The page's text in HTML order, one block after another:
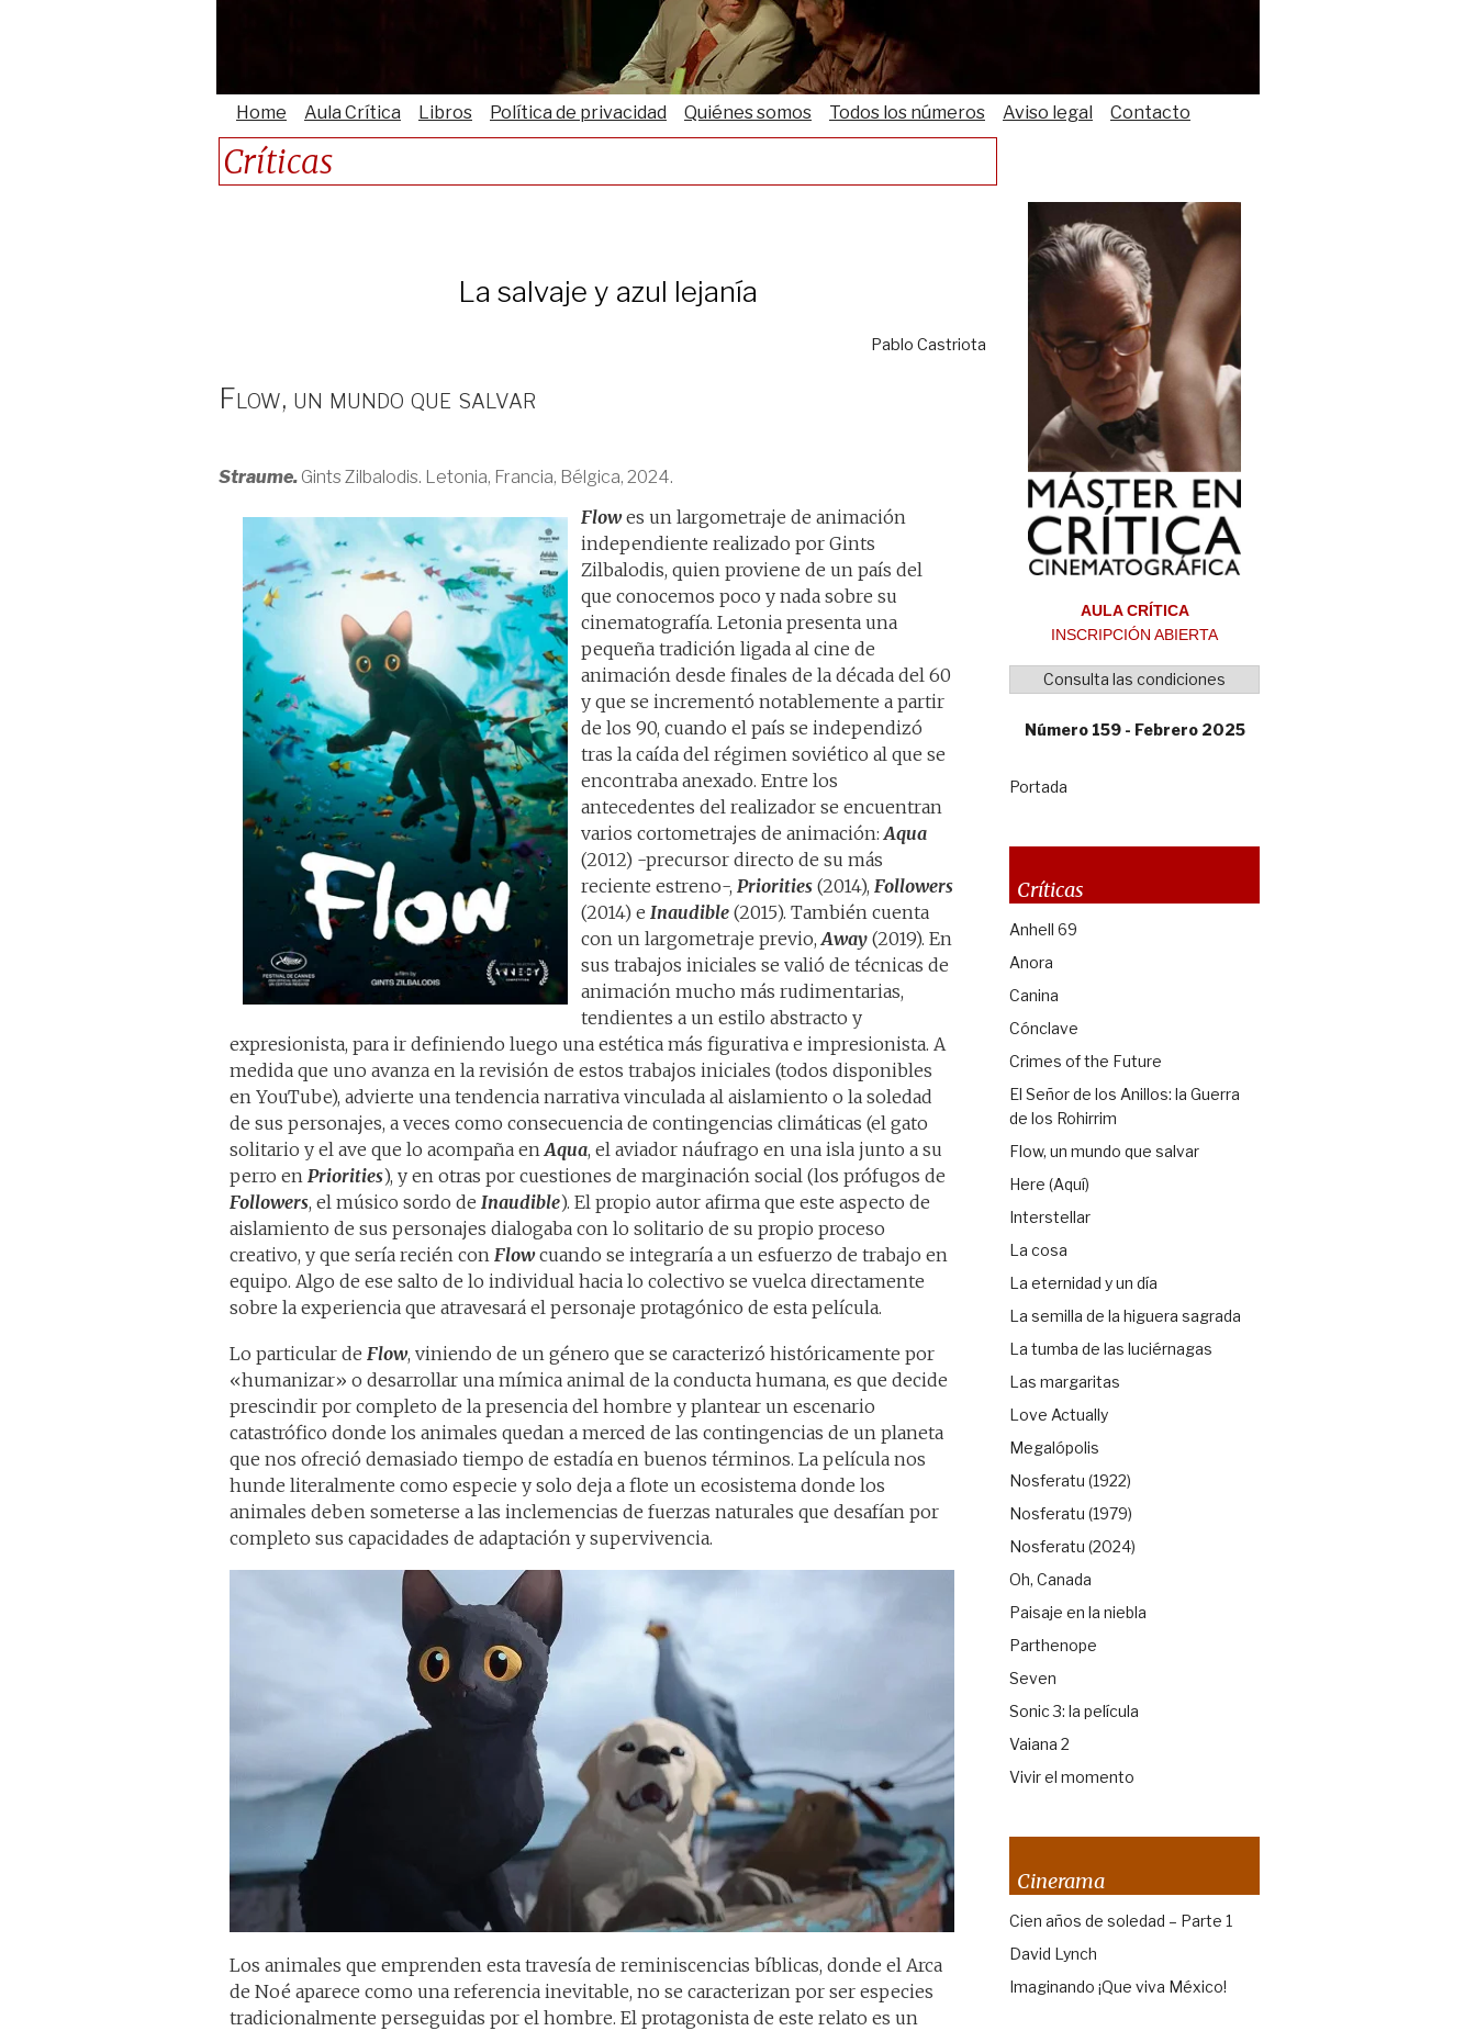
Home Aula Crítica Libros Política de privacidad Quiénes somos Todos los números Aviso legal Contacto
Críticas
La salvaje y azul lejanía
Pablo Castriota
Flow, un mundo que salvar
Straume. Gints Zilbalodis. Letonia, Francia, Bélgica, 2024.
Flowes un largometraje de animación
independiente realizado por Gints
Zilbalodis, quien proviene de un país del
que conocemos poco y nada sobre su
cinematografía. Letonia presenta una
pequeña tradición ligada al cine de
animación desde finales de la década del 60
y que se incrementó notablemente a partir
de los 90, cuando el país se independizó
tras la caída del régimen soviético al que se
encontraba anexado. Entre los
antecedentes del realizador se encuentran
varios cortometrajes de animación: Aqua
(2012) -precursor directo de su más
reciente estreno-, Priorities (2014), Followers
(2014) e Inaudible (2015). También cuenta
con un largometraje previo, Away (2019). En
sus trabajos iniciales se valió de técnicas de
animación mucho más rudimentarias,
tendientes a un estilo abstracto y
expresionista, para ir definiendo luego una estética más figurativa e impresionista. A
medida que uno avanza en la revisión de estos trabajos iniciales (todos disponibles
en YouTube), advierte una tendencia narrativa vinculada al aislamiento o la soledad
de sus personajes, a veces como consecuencia de contingencias climáticas (el gato
solitario y el ave que lo acompaña en Aqua, el aviador náufrago en una isla junto a su
perro en Priorities), y en otras por cuestiones de marginación social (los prófugos de
Followers, el músico sordo de Inaudible). El propio autor afirma que este aspecto de
aislamiento de sus personajes dialogaba con lo solitario de su propio proceso
creativo, y que sería recién con Flowcuando se integraría a un esfuerzo de trabajo en
equipo. Algo de ese salto de lo individual hacia lo colectivo se vuelca directamente
sobre la experiencia que atravesará el personaje protagónico de esta película.
Lo particular de Flow, viniendo de un género que se caracterizó históricamente por
«humanizar» o desarrollar una mímica animal de la conducta humana, es que decide
prescindir por completo de la presencia del hombre y plantear un escenario
catastrófico donde los animales quedan a merced de las contingencias de un planeta
que nos ofreció demasiado tiempo de estadía en buenos términos. La película nos
hunde literalmente como especie y solo deja a flote un ecosistema donde los
animales deben someterse a las inclemencias de fuerzas naturales que desafían por
completo sus capacidades de adaptación y supervivencia.
Los animales que emprenden esta travesía de reminiscencias bíblicas, donde el Arca
de Noé aparece como una referencia inevitable, no se caracterizan por ser especies
tradicionalmente perseguidas por el hombre. El protagonista de este relato es un
AULA CRÍTICA
INSCRIPCIÓN ABIERTA
Consulta las condiciones
Número 159 - Febrero 2025
Portada
Críticas
Anhell 69
Anora
Canina
Cónclave
Crimes of the Future
El Señor de los Anillos: la Guerra
de los Rohirrim
Flow, un mundo que salvar
Here (Aquí)
Interstellar
La cosa
La eternidad y un día
La semilla de la higuera sagrada
La tumba de las luciérnagas
Las margaritas
Love Actually
Megalópolis
Nosferatu (1922)
Nosferatu (1979)
Nosferatu (2024)
Oh, Canada
Paisaje en la niebla
Parthenope
Seven
Sonic 3: la película
Vaiana 2
Vivir el momento
Cinerama
Cien años de soledad – Parte 1
David Lynch
Imaginando ¡Que viva México!